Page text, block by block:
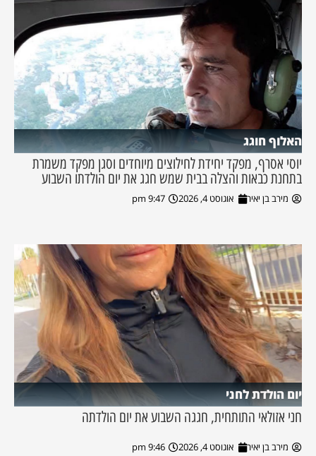
האלוף חוגג
יוסי אסרף, מפקד יחידת לחילוצים מיוחדים וסגן מפקד משמרת
בתחנת כבאות והצלה בבית שמש חגג את יום הולדתו השבוע
מירב בן יאיר אוגוסט 4, 2026 9:47 pm
יום הולדת לחני
חני אזולאי התותחית, חגגה השבוע את יום הולדתה
מירב בן יאיר אוגוסט 4, 2026 9:46 pm